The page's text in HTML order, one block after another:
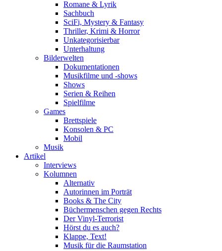
Romane & Lyrik
Sachbuch
SciFi, Mystery & Fantasy
Thriller, Krimi & Horror
Unkategorisierbar
Unterhaltung
Bilderwelten
Dokumentationen
Musikfilme und -shows
Shows
Serien & Reihen
Spielfilme
Games
Brettspiele
Konsolen & PC
Mobil
Musik
Artikel
Interviews
Kolumnen
Alternativ
Autorinnen im Porträt
Books & The City
Büchermenschen gegen Rechts
Der Vinyl-Terrorist
Hörst du es auch?
Klappe, Text!
Musik für die Raumstation